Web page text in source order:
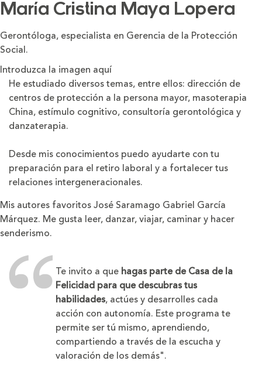
María Cristina Maya Lopera
Gerontóloga, especialista en Gerencia de la Protección
Social.
Introduzca la imagen aquí
He estudiado diversos temas, entre ellos: dirección de
centros de protección a la persona mayor, masoterapia
China, estímulo cognitivo, consultoría gerontológica y
danzaterapia.
Desde mis conocimientos puedo ayudarte con tu
preparación para el retiro laboral y a fortalecer tus
relaciones intergeneracionales.
Mis autores favoritos José Saramago Gabriel García
Márquez. Me gusta leer, danzar, viajar, caminar y hacer
senderismo.
Te invito a que hagas parte de Casa de la
Felicidad para que descubras tus
habilidades, actúes y desarrolles cada
acción con autonomía. Este programa te
permite ser tú mismo, aprendiendo,
compartiendo a través de la escucha y
valoración de los demás".